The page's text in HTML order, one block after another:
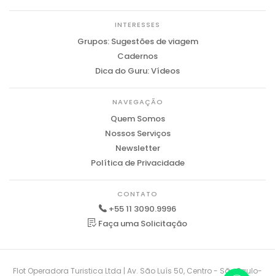
INTERESSES
Grupos: Sugestões de viagem
Cadernos
Dica do Guru: Vídeos
NAVEGAÇÃO
Quem Somos
Nossos Serviços
Newsletter
Política de Privacidade
CONTATO
+55 11 3090.9996
Faça uma Solicitação
Flot Operadora Turistica Ltda | Av. São Luís 50, Centro - São Paulo-